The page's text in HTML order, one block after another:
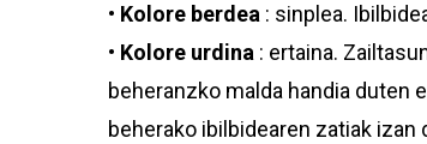
• Kolore berdea : sinplea.
• Kolore urdina : ertaina.
beheranzko malda handia duten
beherako ibilbidearen zatiak